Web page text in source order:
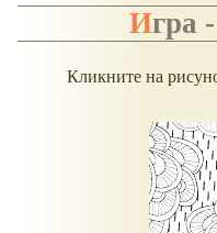
Игра
Кликните на